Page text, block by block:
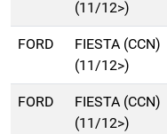
(11/12>)
FORD
FIESTA (CCN)
(11/12>)
FORD
FIESTA (CCN)
(11/12>)